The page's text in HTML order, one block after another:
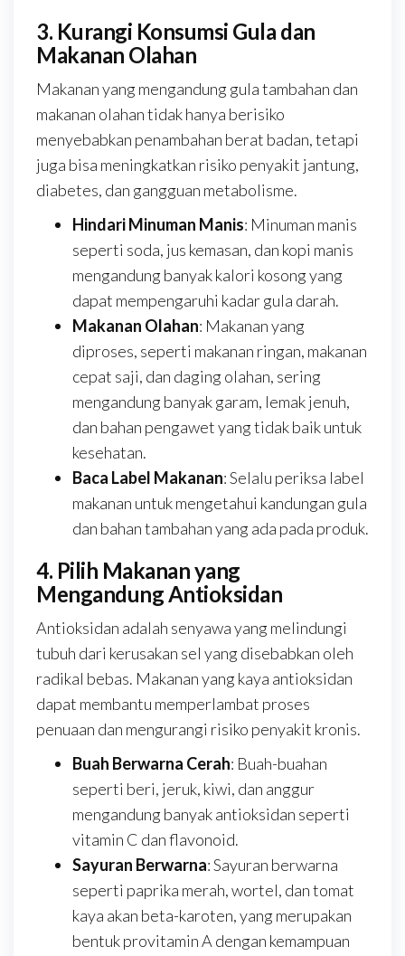
3. Kurangi Konsumsi Gula dan
Makanan Olahan
Makanan yang mengandung gula tambahan dan
makanan olahan tidak hanya berisiko
menyebabkan penambahan berat badan, tetapi
juga bisa meningkatkan risiko penyakit jantung,
diabetes, dan gangguan metabolisme.
Hindari Minuman Manis: Minuman manis
seperti soda, jus kemasan, dan kopi manis
mengandung banyak kalori kosong yang
dapat mempengaruhi kadar gula darah.
Makanan Olahan: Makanan yang
diproses, seperti makanan ringan, makanan
cepat saji, dan daging olahan, sering
mengandung banyak garam, lemak jenuh,
dan bahan pengawet yang tidak baik untuk
kesehatan.
Baca Label Makanan: Selalu periksa label
makanan untuk mengetahui kandungan gula
dan bahan tambahan yang ada pada produk.
4. Pilih Makanan yang
Mengandung Antioksidan
Antioksidan adalah senyawa yang melindungi
tubuh dari kerusakan sel yang disebabkan oleh
radikal bebas. Makanan yang kaya antioksidan
dapat membantu memperlambat proses
penuaan dan mengurangi risiko penyakit kronis.
Buah Berwarna Cerah: Buah-buahan
seperti beri, jeruk, kiwi, dan anggur
mengandung banyak antioksidan seperti
vitamin C dan flavonoid.
Sayuran Berwarna: Sayuran berwarna
seperti paprika merah, wortel, dan tomat
kaya akan beta-karoten, yang merupakan
bentuk provitamin A dengan kemampuan